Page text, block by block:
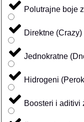
Polutrajne boje
Direktne
Jednokratne
Hidrogeni
Boosteri i aditivi